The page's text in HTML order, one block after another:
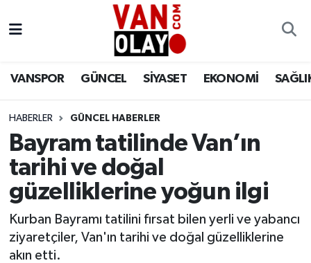
VANSPOR GÜNCEL SİYASET EKONOMİ
HABERLER GÜNCEL HABERLER
Bayram tatilinde Van’ın
tarihi ve doğal
güzelliklerine yoğun ilgi
Kurban Bayramı tatilini fırsat bilen yerli ve yabancı
ziyaretçiler, Van'ın tarihi ve doğal güzelliklerine
akın etti.
Siyaset
Ekonomi
Sağlık
Eğitim
Van Nöbetçi Eczaneler
Van Namaz Vakitleri
Van Trafik Yoğunluk Haritası
Süper Lig Puan Durumu ve Fikstür
Tüm Manşetler